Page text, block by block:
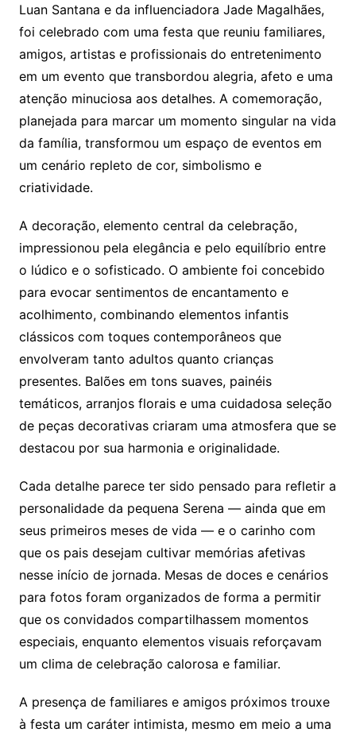
Luan Santana e da influenciadora Jade Magalhães,
foi celebrado com uma festa que reuniu familiares,
amigos, artistas e profissionais do entretenimento
em um evento que transbordou alegria, afeto e uma
atenção minuciosa aos detalhes. A comemoração,
planejada para marcar um momento singular na vida
da família, transformou um espaço de eventos em
um cenário repleto de cor, simbolismo e
criatividade.
A decoração, elemento central da celebração,
impressionou pela elegância e pelo equilíbrio entre
o lúdico e o sofisticado. O ambiente foi concebido
para evocar sentimentos de encantamento e
acolhimento, combinando elementos infantis
clássicos com toques contemporâneos que
envolveram tanto adultos quanto crianças
presentes. Balões em tons suaves, painéis
temáticos, arranjos florais e uma cuidadosa seleção
de peças decorativas criaram uma atmosfera que se
destacou por sua harmonia e originalidade.
Cada detalhe parece ter sido pensado para refletir a
personalidade da pequena Serena — ainda que em
seus primeiros meses de vida — e o carinho com
que os pais desejam cultivar memórias afetivas
nesse início de jornada. Mesas de doces e cenários
para fotos foram organizados de forma a permitir
que os convidados compartilhassem momentos
especiais, enquanto elementos visuais reforçavam
um clima de celebração calorosa e familiar.
A presença de familiares e amigos próximos trouxe
à festa um caráter intimista, mesmo em meio a uma